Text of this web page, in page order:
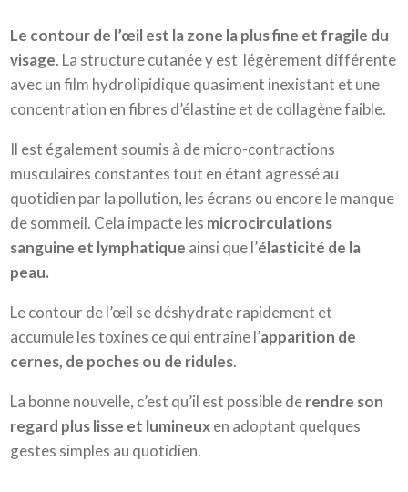
Le contour de l’œil est la zone la plus fine et fragile du
visage. La structure cutanée y est légèrement différente
avec un film hydrolipidique quasiment inexistant et une
concentration en fibres d’élastine et de collagène faible.
Il est également soumis à de micro-contractions
musculaires constantes tout en étant agressé au
quotidien par la pollution, les écrans ou encore le manque
de sommeil. Cela impacte les microcirculations
sanguine et lymphatique ainsi que l’élasticité de la
peau.
Le contour de l’œil se déshydrate rapidement et
accumule les toxines ce qui entraine l’apparition de
cernes, de poches ou de ridules.
La bonne nouvelle, c’est qu’il est possible derendre son
regard plus lisse et lumineuxen adoptant quelques
gestes simples au quotidien.